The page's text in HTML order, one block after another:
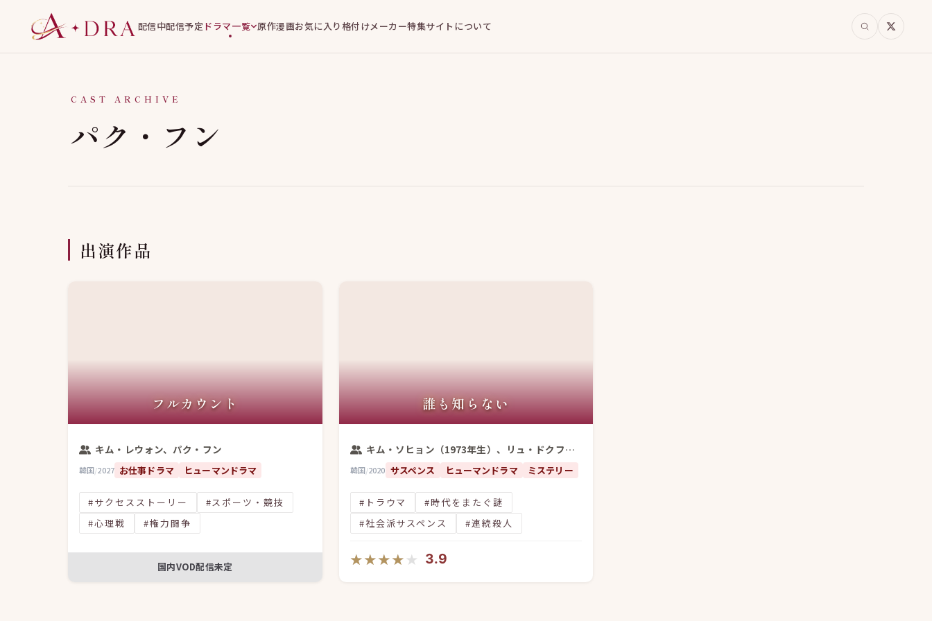
配信中配信予定 ドラマ一覧 原作漫画お気に入り格付けメーカー特集サイトについて
CAST ARCHIVE
パク・フン
出演作品
フルカウント
キム・レウォン、パク・フン
韓国/2027 お仕事ドラマ ヒューマンドラマ
#サクセスストーリー
#スポーツ・競技
#心理戦
#権力闘争
国内VOD配信未定
誰も知らない
キム・ソヒョン（1973年生）、リュ・ドクファン
韓国/2020 サスペンス ヒューマンドラマ ミステリー
#トラウマ
#時代をまたぐ謎
#社会派サスペンス
#連続殺人
★★★★★
★★★★★ 3.9